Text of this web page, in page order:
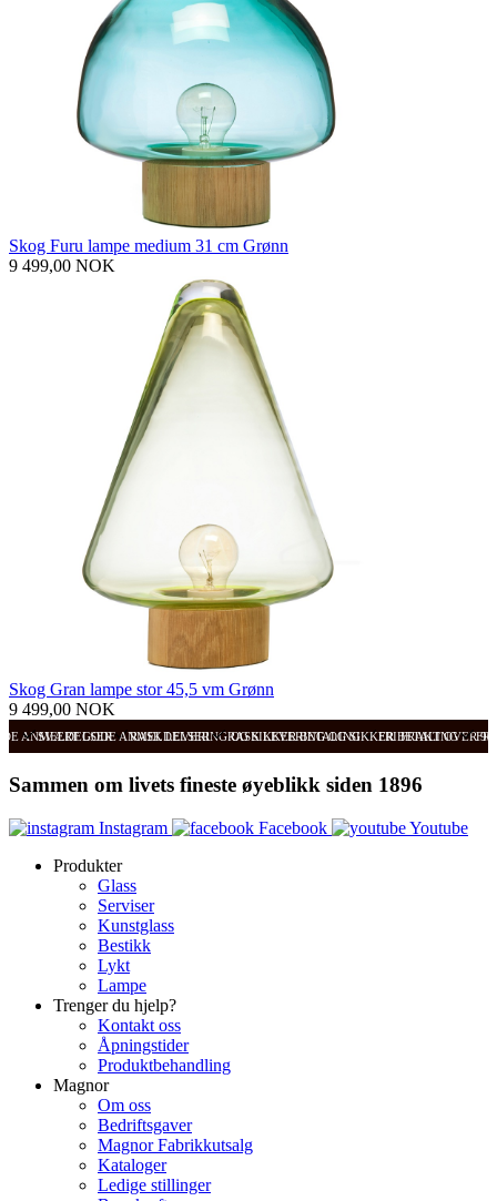
Skog Furu lampe medium 31 cm Grønn
9 499,00 NOK
Skog Gran lampe stor 45,5 vm Grønn
9 499,00 NOK
ANMELDELSER RASK LEVERING OG SIKKER BETALING FRI FRAKT OVER
SVÆRT GODE ANMELDELSER RASK LEVERING OG SIKKER BETALING
Sammen om livets fineste øyeblikk siden 1896
Instagram Facebook
Youtube
Produkter
Glass
Serviser
Kunstglass
Bestikk
Lykt
Lampe
Trenger du hjelp?
Kontakt oss
Åpningstider
Produktbehandling
Magnor
Om oss
Bedriftsgaver
Magnor Fabrikkutsalg
Kataloger
Ledige stillinger